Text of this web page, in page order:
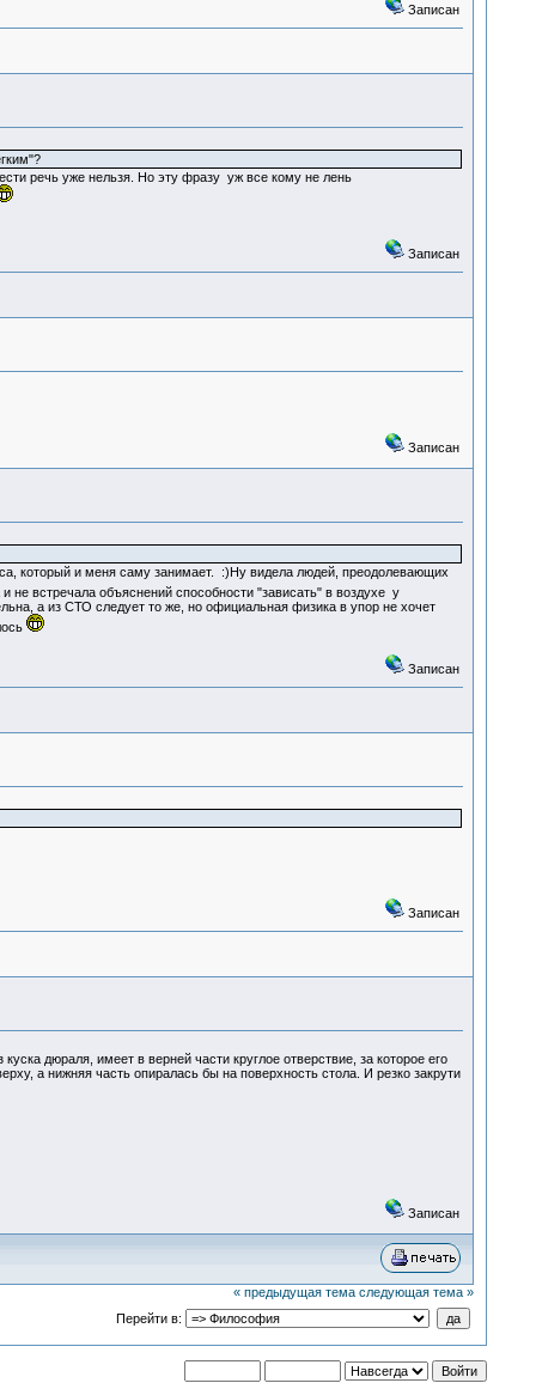
Записан
речь уже нельзя. Но эту фразу уж все кому не лень
Записан
Записан
который и меня саму занимает. :)Ну видела людей, преодолевающих
не встречала объяснений способности "зависать" в воздухе у
а из СТО следует то же, но официальная физика в упор не хочет
Записан
Записан
дюраля, имеет в верней части круглое отверствие, за которое его
а нижняя часть опиралась бы на поверхность стола. И резко закрути
Записан
« предыдущая тема следующая тема »
Перейти в: